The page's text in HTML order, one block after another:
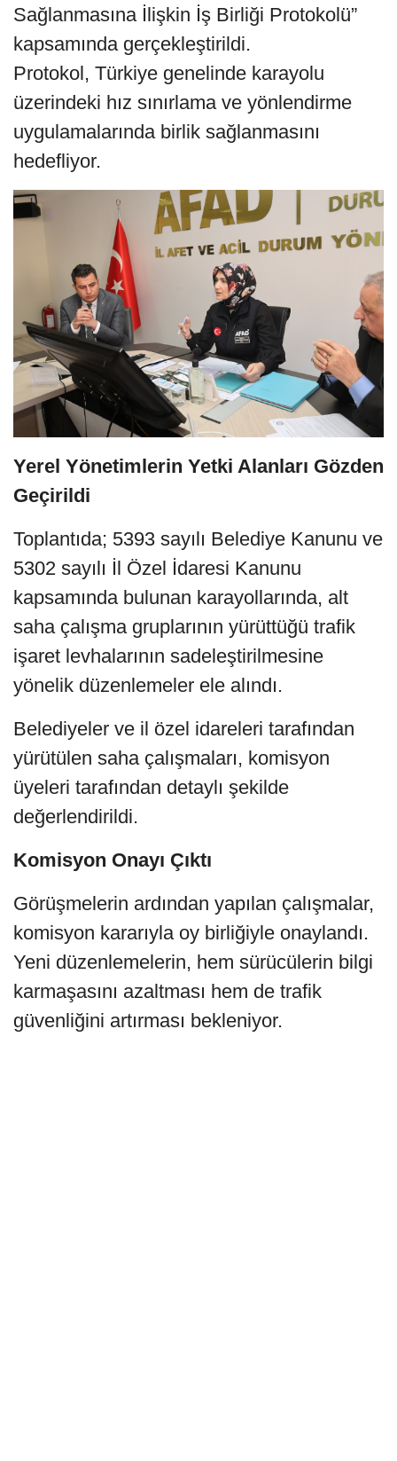
Sağlanmasına İlişkin İş Birliği Protokolü”
kapsamında gerçekleştirildi.
Protokol, Türkiye genelinde karayolu
üzerindeki hız sınırlama ve yönlendirme
uygulamalarında birlik sağlanmasını
hedefliyor.
Yerel Yönetimlerin Yetki Alanları Gözden
Geçirildi
Toplantıda; 5393 sayılı Belediye Kanunu ve
5302 sayılı İl Özel İdaresi Kanunu
kapsamında bulunan karayollarında, alt
saha çalışma gruplarının yürüttüğü trafik
işaret levhalarının sadeleştirilmesine
yönelik düzenlemeler ele alındı.
Belediyeler ve il özel idareleri tarafından
yürütülen saha çalışmaları, komisyon
üyeleri tarafından detaylı şekilde
değerlendirildi.
Komisyon Onayı Çıktı
Görüşmelerin ardından yapılan çalışmalar,
komisyon kararıyla oy birliğiyle onaylandı.
Yeni düzenlemelerin, hem sürücülerin bilgi
karmaşasını azaltması hem de trafik
güvenliğini artırması bekleniyor.